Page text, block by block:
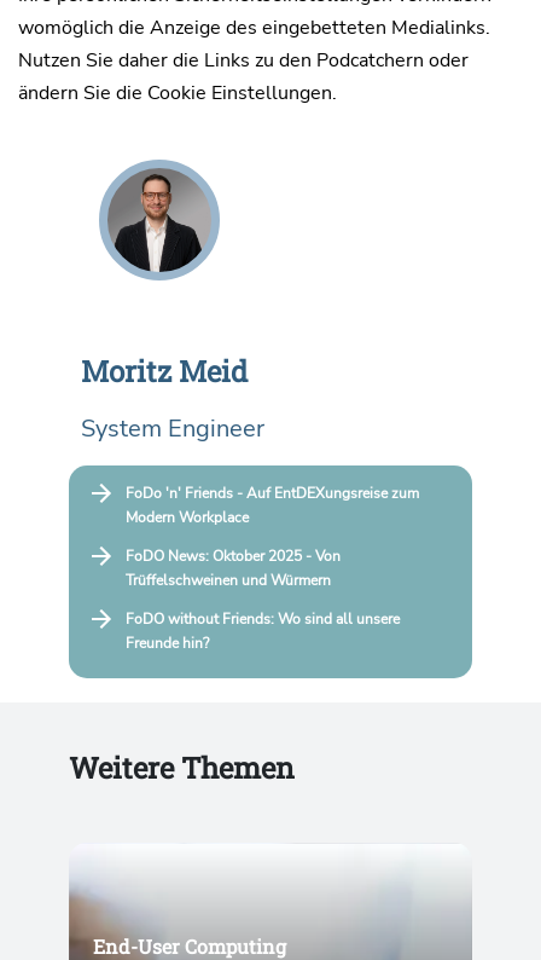
womöglich die Anzeige des eingebetteten Medialinks.
Nutzen Sie daher die Links zu den Podcatchern oder
ändern Sie die Cookie Einstellungen.
Moritz Meid
System Engineer
FoDo 'n' Friends - Auf EntDEXungsreise zum
Modern Workplace
FoDO News: Oktober 2025 - Von
Trüffelschweinen und Würmern
FoDO without Friends: Wo sind all unsere
Freunde hin?
Weitere Themen
End-User Computing